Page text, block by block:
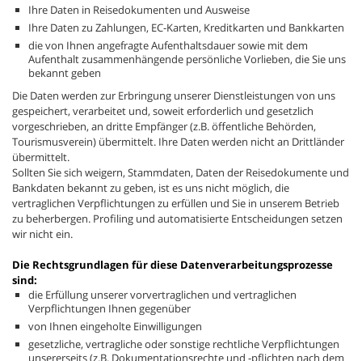
Ihre Daten in Reisedokumenten und Ausweise
Ihre Daten zu Zahlungen, EC-Karten, Kreditkarten und Bankkarten
die von Ihnen angefragte Aufenthaltsdauer sowie mit dem
Aufenthalt zusammenhängende persönliche Vorlieben, die Sie uns
bekannt geben
Die Daten werden zur Erbringung unserer Dienstleistungen von uns
gespeichert, verarbeitet und, soweit erforderlich und gesetzlich
vorgeschrieben, an dritte Empfänger (z.B. öffentliche Behörden,
Tourismusverein) übermittelt. Ihre Daten werden nicht an Drittländer
übermittelt.
Sollten Sie sich weigern, Stammdaten, Daten der Reisedokumente und
Bankdaten bekannt zu geben, ist es uns nicht möglich, die
vertraglichen Verpflichtungen zu erfüllen und Sie in unserem Betrieb
zu beherbergen. Profiling und automatisierte Entscheidungen setzen
wir nicht ein.
Die Rechtsgrundlagen für diese Datenverarbeitungsprozesse
sind:
die Erfüllung unserer vorvertraglichen und vertraglichen
Verpflichtungen Ihnen gegenüber
von Ihnen eingeholte Einwilligungen
gesetzliche, vertragliche oder sonstige rechtliche Verpflichtungen
unsererseits (z.B. Dokumentationsrechte und -pflichten nach dem